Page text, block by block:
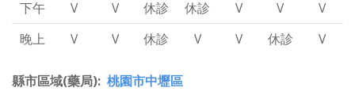
下午
V V 休診 休診 V V
V
晚上
V V 休診 V V 休診 V
縣市區域(藥局) 桃園市中壢區